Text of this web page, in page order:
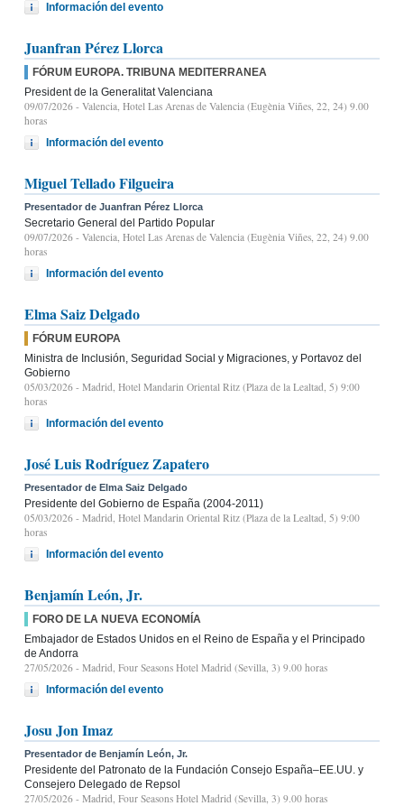
Información del evento
Juanfran Pérez Llorca
FÓRUM EUROPA. TRIBUNA MEDITERRANEA
President de la Generalitat Valenciana
09/07/2026 - Valencia, Hotel Las Arenas de Valencia (Eugènia Viñes, 22, 24) 9.00
horas
Información del evento
Miguel Tellado Filgueira
Presentador de Juanfran Pérez Llorca
Secretario General del Partido Popular
09/07/2026 - Valencia, Hotel Las Arenas de Valencia (Eugènia Viñes, 22, 24) 9.00
horas
Información del evento
Elma Saiz Delgado
FÓRUM EUROPA
Ministra de Inclusión, Seguridad Social y Migraciones, y Portavoz del
Gobierno
05/03/2026 - Madrid, Hotel Mandarin Oriental Ritz (Plaza de la Lealtad, 5) 9:00
horas
Información del evento
José Luis Rodríguez Zapatero
Presentador de Elma Saiz Delgado
Presidente del Gobierno de España (2004-2011)
05/03/2026 - Madrid, Hotel Mandarin Oriental Ritz (Plaza de la Lealtad, 5) 9:00
horas
Información del evento
Benjamín León, Jr.
FORO DE LA NUEVA ECONOMÍA
Embajador de Estados Unidos en el Reino de España y el Principado
de Andorra
27/05/2026 - Madrid, Four Seasons Hotel Madrid (Sevilla, 3) 9.00 horas
Información del evento
Josu Jon Imaz
Presentador de Benjamín León, Jr.
Presidente del Patronato de la Fundación Consejo España–EE.UU. y
Consejero Delegado de Repsol
27/05/2026 - Madrid, Four Seasons Hotel Madrid (Sevilla, 3) 9.00 horas